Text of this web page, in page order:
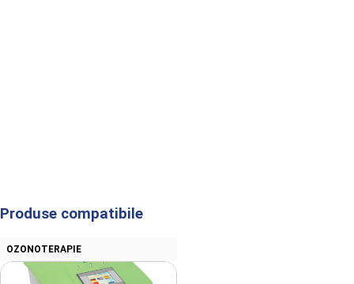
Produse compatibile
OZONOTERAPIE